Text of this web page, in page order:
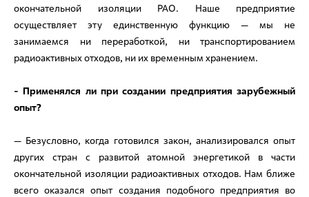
окончательной изоляции РАО. Наше предприятие
осуществляет эту единственную функцию — мы не
занимаемся ни переработкой, ни транспортированием
радиоактивных отходов, ни их временным хранением.
- Применялся ли при создании предприятия зарубежный
опыт?
— Безусловно, когда готовился закон, анализировался опыт
других стран с развитой атомной энергетикой в части
окончательной изоляции радиоактивных отходов. Нам ближе
всего оказался опыт создания подобного предприятия во